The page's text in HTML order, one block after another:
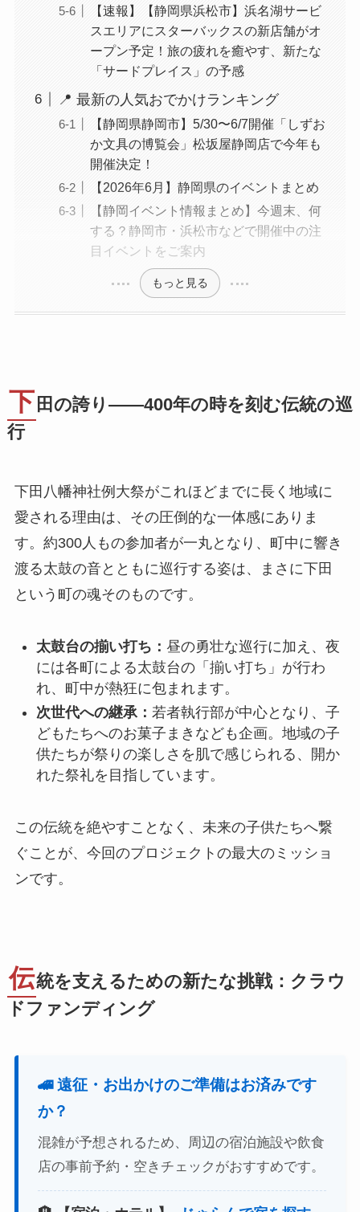
【速報】【静岡県浜松市】浜名湖サービ
スエリアにスターバックスの新店舗がオ
ープン予定！旅の疲れを癒やす、新たな
「サードプレイス」の予感
📍 最新の人気おでかけランキング
【静岡県静岡市】5/30〜6/7開催「しずお
か文具の博覧会」松坂屋静岡店で今年も
開催決定！
【2026年6月】静岡県のイベントまとめ
【静岡イベント情報まとめ】今週末、何
する？静岡市・浜松市などで開催中の注
目イベントをご案内
もっと見る
下 田の誇り——400年の時を刻む伝統の巡
行
下田八幡神社例大祭がこれほどまでに長く地域に
愛される理由は、その圧倒的な一体感にありま
す。約300人もの参加者が一丸となり、町中に響き
渡る太鼓の音とともに巡行する姿は、まさに下田
という町の魂そのものです。
太鼓台の揃い打ち： 昼の勇壮な巡行に加え、夜
には各町による太鼓台の「揃い打ち」が行わ
れ、町中が熱狂に包まれます。
次世代への継承： 若者執行部が中心となり、子
どもたちへのお菓子まきなども企画。地域の子
供たちが祭りの楽しさを肌で感じられる、開か
れた祭礼を目指しています。
この伝統を絶やすことなく、未来の子供たちへ繋
ぐことが、今回のプロジェクトの最大のミッショ
ンです。
伝統を支えるための新たな挑戦：クラウ
ドファンディング
🚄 遠征・お出かけのご準備はお済みです
か？
混雑が予想されるため、周辺の宿泊施設や飲食
店の事前予約・空きチェックがおすすめです。